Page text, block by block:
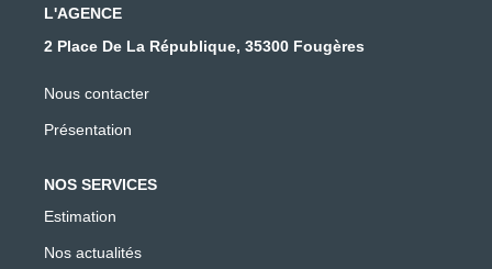
L'AGENCE
2 Place De La République, 35300 Fougères
Nous contacter
Présentation
NOS SERVICES
Estimation
Nos actualités